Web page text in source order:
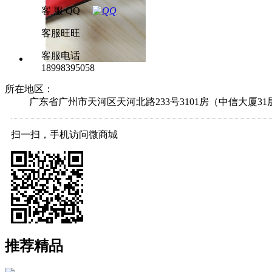
客 服 QQ
客服旺旺
客服电话
18998395058
所在地区：
广东省广州市天河区天河北路233号3101房（中信大厦31
扫一扫，手机访问微商城
推荐精品